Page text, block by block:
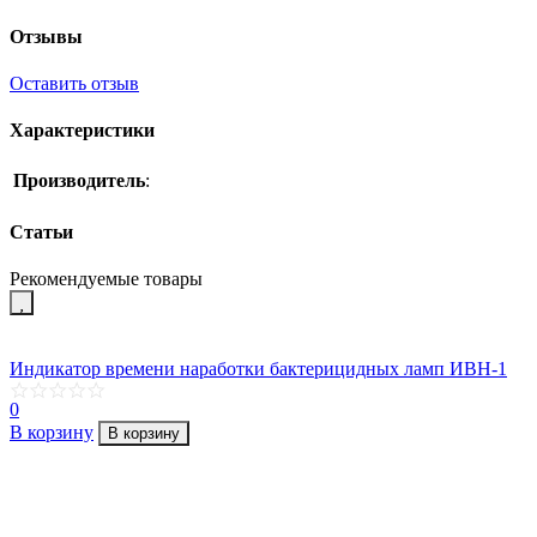
Отзывы
Оставить отзыв
Характеристики
Производитель:
Статьи
Рекомендуемые товары
Индикатор времени наработки бактерицидных ламп ИВН-1
0
В корзину
В корзину